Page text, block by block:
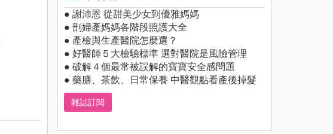
● 謝沛恩 從甜美少女到優雅媽媽
● 剖婦產媽媽各階段照護大全
● 產檢與生產醫院怎麼選？
● 好醫師５大檢驗標準 選對醫院是風險管理
● 破解４個最常被誤解的寶寶安全感問題
● 藥膳、茶飲、日常保養 中醫觀點看產後掉髮
雜誌訂閱